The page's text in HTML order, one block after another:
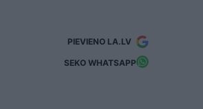
PIEVIENO LA.LV
SEKO WHATSAPP